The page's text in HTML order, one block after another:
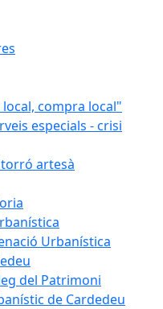
local, compra local"
especials - crisi
torró artesà
Urbanística
del Patrimoni
de Cardedeu